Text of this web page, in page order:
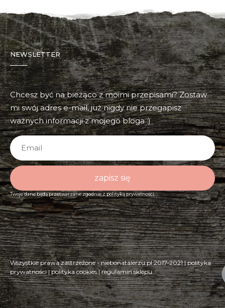
NEWSLETTER
Chcesz być na bieżąco z moimi przepisami? Zostaw
mi swój adres e-mail, już nigdy nie przegapisz
ważnych informacji z mojego bloga :)
zapisz się
Twoje dane będą przetwarzane zgodnie zpolityką prywatności.
Wszystkie prawa zastrzeżone - niebonatalerzu.pl 2017-2021 |polityka
prywatności|polityka cookies|regulamin sklepu